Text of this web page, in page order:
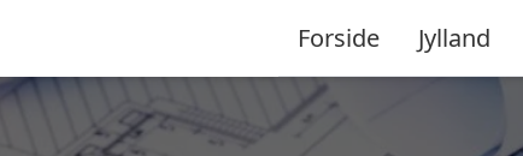
Forside Jylland